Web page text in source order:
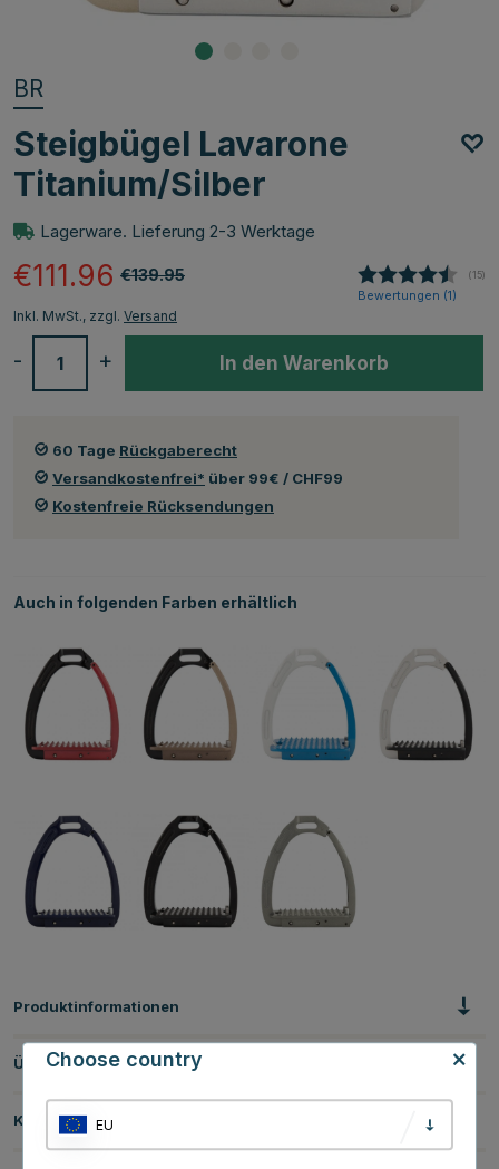
BR
Steigbügel Lavarone
Titanium/Silber
Lagerware. Lieferung 2-3 Werktage
€139.95
€111.96 (15)
Bewertungen (1)
Inkl. MwSt., zzgl. Versand
+
- In den Warenkorb
60 Tage Rückgaberecht
Versandkostenfrei* über 99€ / CHF99
Kostenfreie Rücksendungen
Auch in folgenden Farben erhältlich
Produktinformationen
Über die Marke
Kundenbewertungen
Choose country
EU